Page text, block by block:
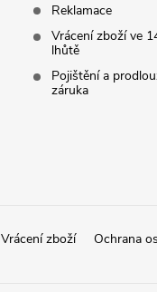
Reklamace
Vrácení zboží ve
lhůtě
Pojištění a
záruka
Vrácení zboží Ochrana